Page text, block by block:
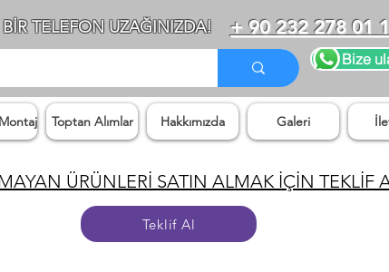
TELEFON UZAĞINIZDA! + 90 232 278 01
Bize
ÜRÜNLERİ SATIN ALMAK İÇİN TEKLİF
Teklif Al
Toptan Alımlar Hakkımızda Galeri